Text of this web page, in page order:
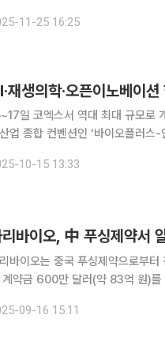
국내 기업이 글로벌 경쟁력을 확보
11-25 16:25
재생의학·오픈이노베이
일 코엑스서 역대 최대 규모로 개최기
업 종합 컨벤션인 ‘바이오플러
그램을 통해 글로벌 바이오 생태
10-15 13:33
바이오, 中 푸싱제약서
바이오는 중국 푸싱제약으로부터
약금 600만 달러(약 83억 원)를 수령했다고 16일
억 원)도 순차적으로 유입될 예정
09-16 15:11